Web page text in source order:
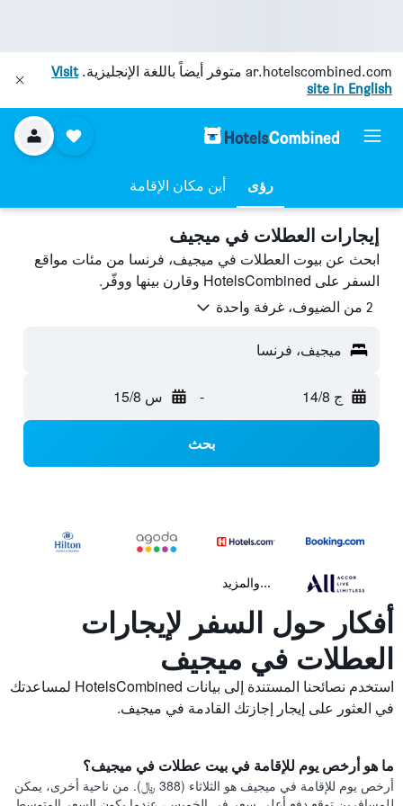
ar.hotelscombined.com متوفر أيضاً باللغة الإنجليزية.Visit
site in English
رؤى أين مكان الإقامة
إيجارات العطلات في ميجيف
ابحث عن بيوت العطلات في ميجيف، فرنسا من مئات مواقع
السفر على HotelsCombined وقارن بينها ووفّر.
2 من الضيوف، غرفة واحدة
ميجيف، فرنسا
ج 14/8 - س 15/8
بحث
...والمزيد
أفكار حول السفر لإيجارات
العطلات في ميجيف
استخدم نصائحنا المستندة إلى بيانات HotelsCombined لمساعدتك
في العثور على إيجار إجازتك القادمة في ميجيف.
ما هو أرخص يوم للإقامة في بيت عطلات في ميجيف؟
أرخص يوم للإقامة في ميجيف هو الثلاثاء (388 ﷼). من ناحية أخرى، يمكن